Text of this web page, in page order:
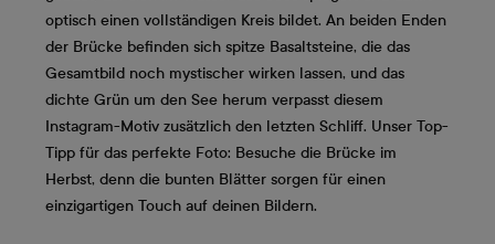
optisch einen vollständigen Kreis bildet. An beiden Enden
der Brücke befinden sich spitze Basaltsteine, die das
Gesamtbild noch mystischer wirken lassen, und das
dichte Grün um den See herum verpasst diesem
Instagram-Motiv zusätzlich den letzten Schliff. Unser Top-
Tipp für das perfekte Foto: Besuche die Brücke im
Herbst, denn die bunten Blätter sorgen für einen
einzigartigen Touch auf deinen Bildern.